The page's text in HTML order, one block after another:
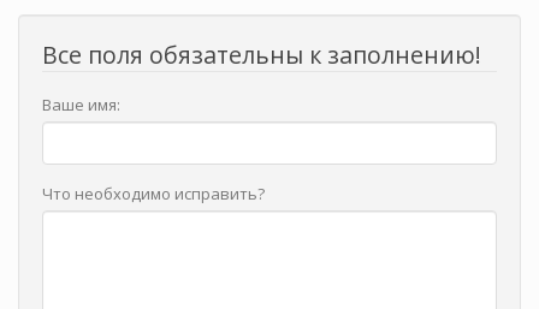
Все поля обязательны к заполнению!
Ваше имя:
Что необходимо исправить?